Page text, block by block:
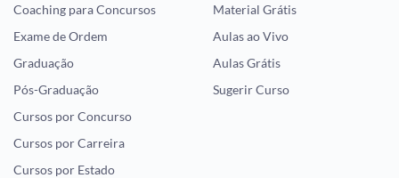
Coaching para Concursos
Exame de Ordem
Graduação
Pós-Graduação
Cursos por Concurso
Cursos por Carreira
Cursos por Estado
Material Grátis
Aulas ao Vivo
Aulas Grátis
Sugerir Curso